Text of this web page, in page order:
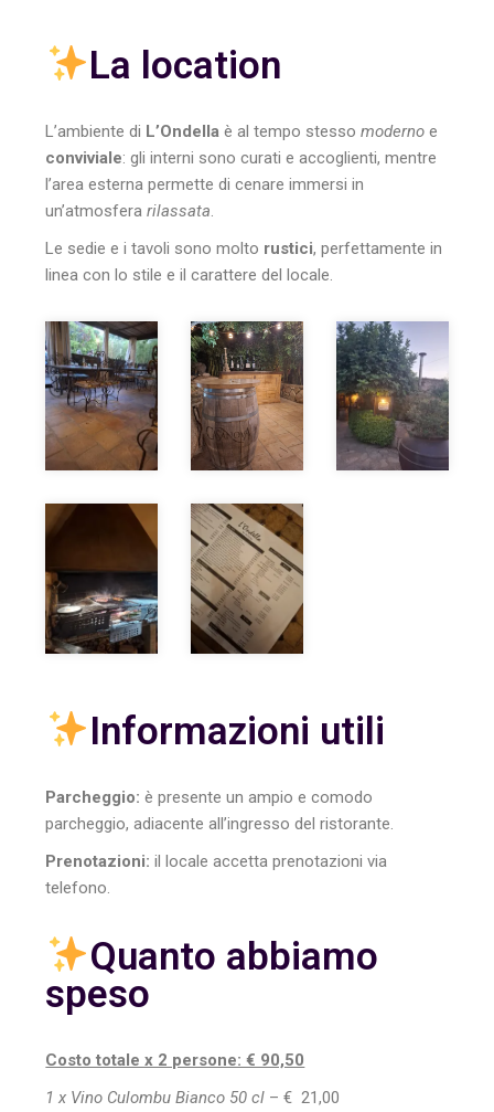
La location
L’ambiente di L’Ondella è al tempo stessomoderno e
conviviale: gli interni sono curati e accoglienti, mentre
l’area esterna permette di cenare immersi in
un’atmosferarilassata.
Le sedie e i tavoli sono molto rustici, perfettamente in
linea con lo stile e il carattere del locale.
Informazioni utili
Parcheggio: è presente un ampio e comodo
parcheggio, adiacente all’ingresso del ristorante.
Prenotazioni: il locale accetta prenotazioni via
telefono.
Quanto abbiamo
speso
Costo totale x 2 persone: € 90,50
1 x Vino Culombu Bianco 50 cl – € 21,00